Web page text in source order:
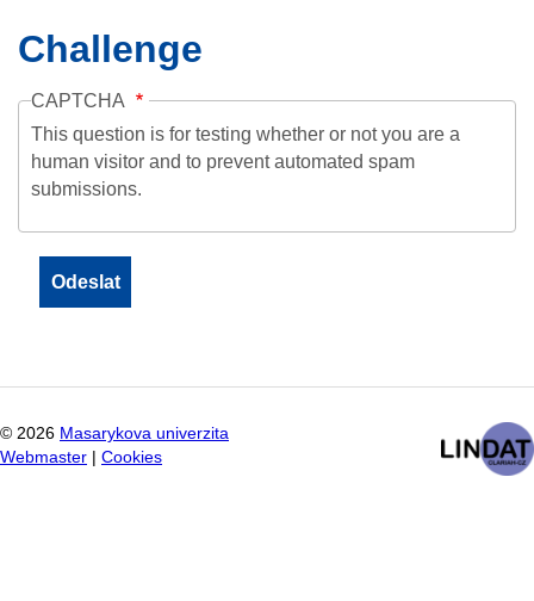
Challenge
CAPTCHA
This question is for testing whether or not you are a
human visitor and to prevent automated spam
submissions.
© 2026 Masarykova univerzita
Webmaster
Cookies